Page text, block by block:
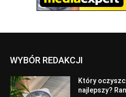
WYBÓR REDAKCJI
Który
najlepszy?